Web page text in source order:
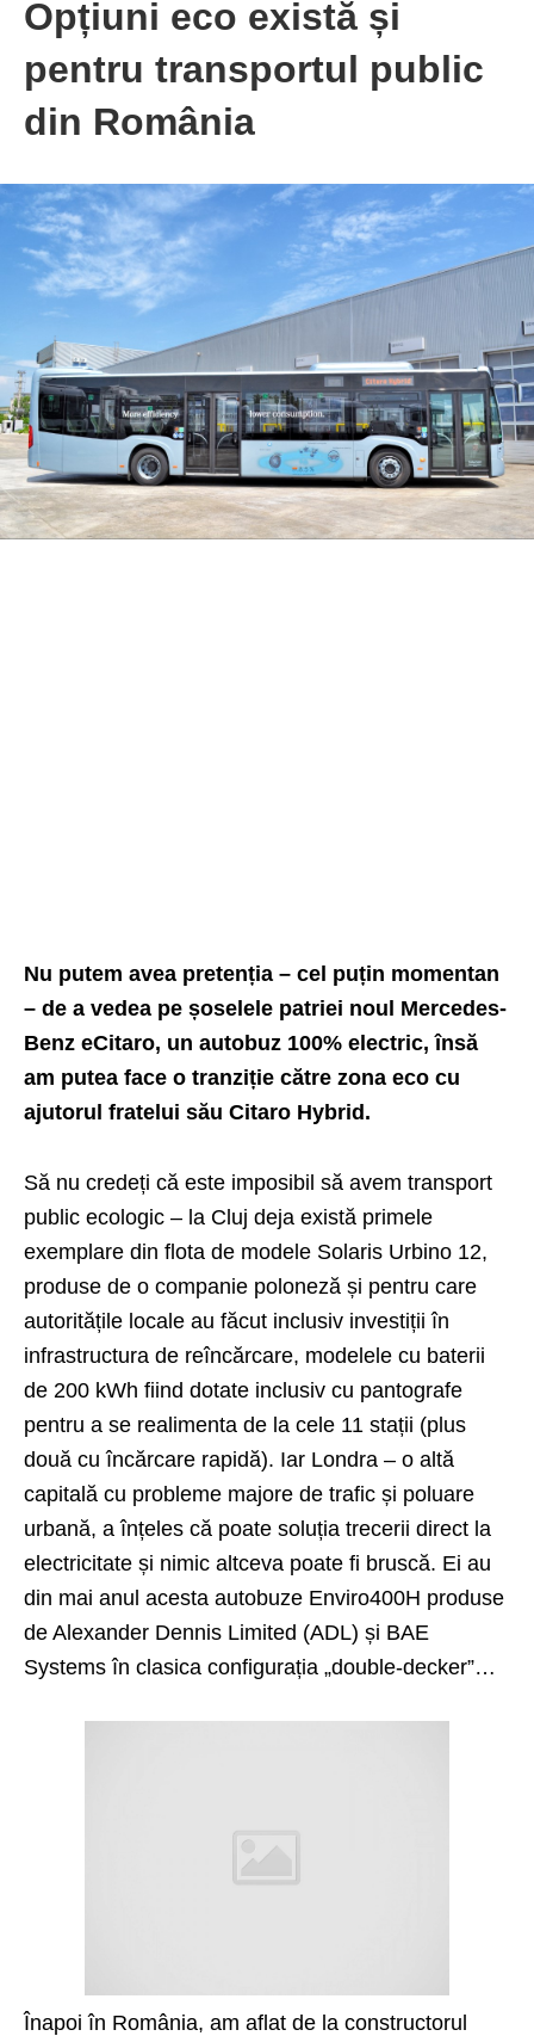
Opțiuni eco există și
pentru transportul public
din România
Nu putem avea pretenția – cel puțin momentan
– de a vedea pe șoselele patriei noul Mercedes-
Benz eCitaro, un autobuz 100% electric, însă
am putea face o tranziție către zona eco cu
ajutorul fratelui său Citaro Hybrid.
Să nu credeți că este imposibil să avem transport
public ecologic – la Cluj deja există primele
exemplare din flota de modele Solaris Urbino 12,
produse de o companie poloneză și pentru care
autoritățile locale au făcut inclusiv investiții în
infrastructura de reîncărcare, modelele cu baterii
de 200 kWh fiind dotate inclusiv cu pantografe
pentru a se realimenta de la cele 11 stații (plus
două cu încărcare rapidă). Iar Londra – o altă
capitală cu probleme majore de trafic și poluare
urbană, a înțeles că poate soluția trecerii direct la
electricitate și nimic altceva poate fi bruscă. Ei au
din mai anul acesta autobuze Enviro400H produse
de Alexander Dennis Limited (ADL) și BAE
Systems în clasica configurația „double-decker”…
Înapoi în România, am aflat de la constructorul